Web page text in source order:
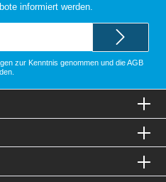
informiert werden.
zur Kenntnis genommen und dieAGB